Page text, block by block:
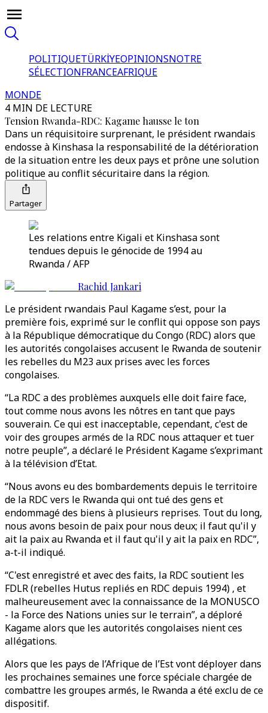
POLITIQUETÜRKİYEOPINIONSNOTRE
SÉLECTIONFRANCEAFRIQUE
MONDE
4 MIN DE LECTURE
Tension Rwanda-RDC: Kagame hausse le ton
Dans un réquisitoire surprenant, le président rwandais
endosse à Kinshasa la responsabilité de la détérioration
de la situation entre les deux pays et prône une solution
politique au conflit sécuritaire dans la région.
Partager
Les relations entre Kigali et Kinshasa sont
tendues depuis le génocide de 1994 au
Rwanda / AFP
Rachid Jankari
Le président rwandais Paul Kagame s’est, pour la
première fois, exprimé sur le conflit qui oppose son pays
à la République démocratique du Congo (RDC) alors que
les autorités congolaises accusent le Rwanda de soutenir
les rebelles du M23 aux prises avec les forces
congolaises.
“La RDC a des problèmes auxquels elle doit faire face,
tout comme nous avons les nôtres en tant que pays
souverain. Ce qui est inacceptable, cependant, c'est de
voir des groupes armés de la RDC nous attaquer et tuer
notre peuple”, a déclaré le Président Kagame s’exprimant
à la télévision d’Etat.
“Nous avons eu des bombardements depuis le territoire
de la RDC vers le Rwanda qui ont tué des gens et
endommagé des biens à plusieurs reprises. Tout du long,
nous avons besoin de paix pour nous deux; il faut qu'il y
ait la paix au Rwanda et il faut qu'il y ait la paix en RDC”,
a-t-il indiqué.
“C'est enregistré et avec des faits, la RDC soutient les
FDLR (rebelles Hutus repliés en RDC depuis 1994) , et
malheureusement avec la connaissance de la MONUSCO
- la Force des Nations unies sur le terrain”, a déploré
Kagame alors que les autorités congolaises nient ces
allégations.
Alors que les pays de l’Afrique de l’Est vont déployer dans
les prochaines semaines une force spéciale chargée de
combattre les groupes armés, le Rwanda a été exclu de ce
dispositif.